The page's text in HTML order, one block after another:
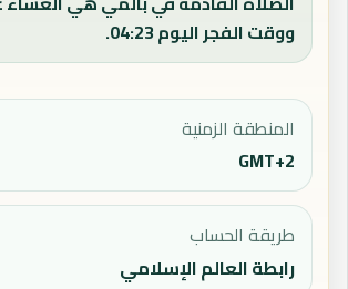
ووقت الفجر اليوم 04:23.
المنطقة الزمنية
GMT+2
طريقة الحساب
رابطة العالم الإسلامي